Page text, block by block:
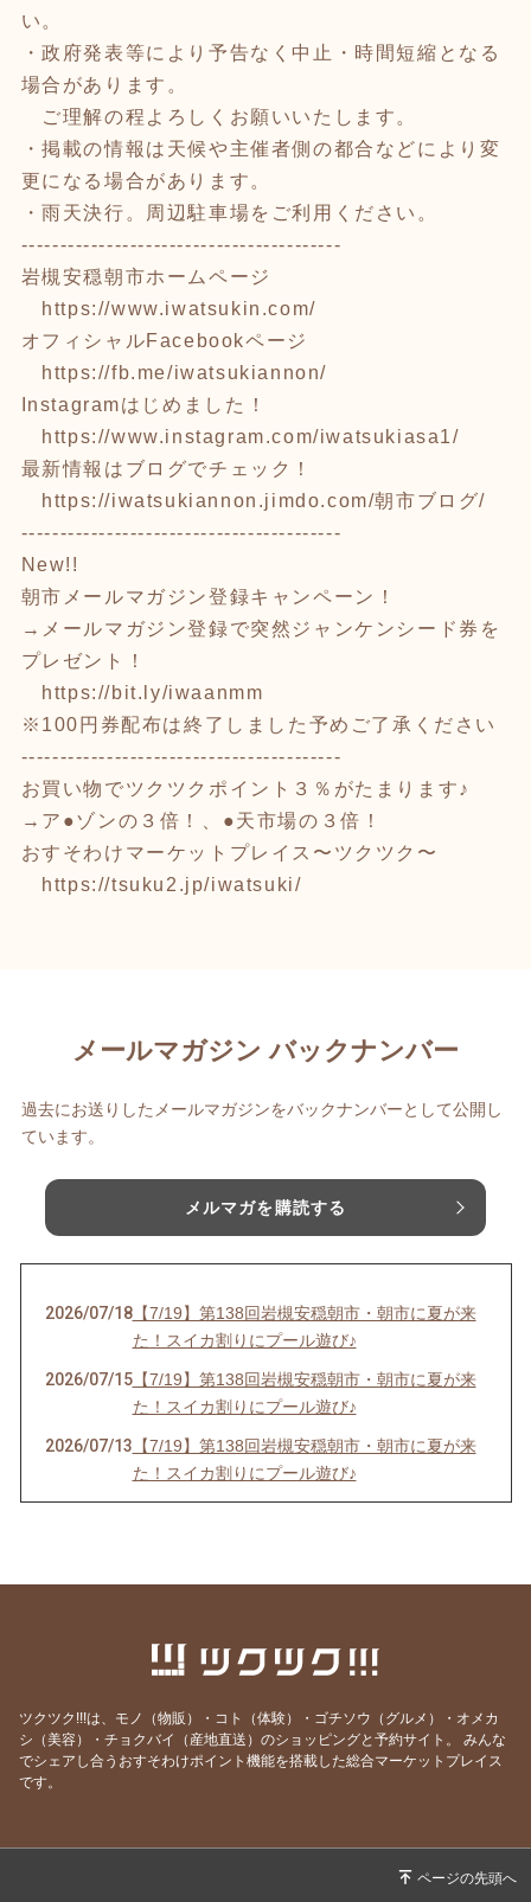
い。
・政府発表等により予告なく中止・時間短縮となる
場合があります。
ご理解の程よろしくお願いいたします。
・掲載の情報は天候や主催者側の都合などにより変
更になる場合があります。
・雨天決行。周辺駐車場をご利用ください。
-----------------------------------------
岩槻安穏朝市ホームページ
https://www.iwatsukin.com/
オフィシャルFacebookページ
https://fb.me/iwatsukiannon/
Instagramはじめました！
https://www.instagram.com/iwatsukiasa1/
最新情報はブログでチェック！
https://iwatsukiannon.jimdo.com/朝市ブログ/
-----------------------------------------
New!!
朝市メールマガジン登録キャンペーン！
→メールマガジン登録で突然ジャンケンシード券を
プレゼント！
https://bit.ly/iwaanmm
※100円券配布は終了しました予めご了承ください
-----------------------------------------
お買い物でツクツクポイント３％がたまります♪
→ア●ゾンの３倍！、●天市場の３倍！
おすそわけマーケットプレイス〜ツクツク〜
https://tsuku2.jp/iwatsuki/
メールマガジン バックナンバー
過去にお送りしたメールマガジンをバックナンバーとして公開し
ています。
メルマガを購読する
2026/07/18【7/19】第138回岩槻安穏朝市・朝市に夏が来
た！スイカ割りにプール遊び♪
2026/07/15【7/19】第138回岩槻安穏朝市・朝市に夏が来
た！スイカ割りにプール遊び♪
2026/07/13 【7/19】第138回岩槻安穏朝市・朝市に夏が来
た！スイカ割りにプール遊び♪
【6/21】第137回岩槻安穏朝市・父の日ワーク
ショップまつり開催！パパ自慢大会で賞品をゲ
2026/06/10【6/21】第137回岩槻安穏朝市・父の日ワーク
ショップまつり開催！パパ自慢大会で賞品をゲ
ツクツク!!!は、モノ（物販）・コト（体験）・ゴチソウ（グルメ）・オメカ
シ（美容）・チョクバイ（産地直送）のショッピングと予約サイト。
みんな
でシェアし合うおすそわけポイント機能を搭載した総合マーケットプレイス
です。